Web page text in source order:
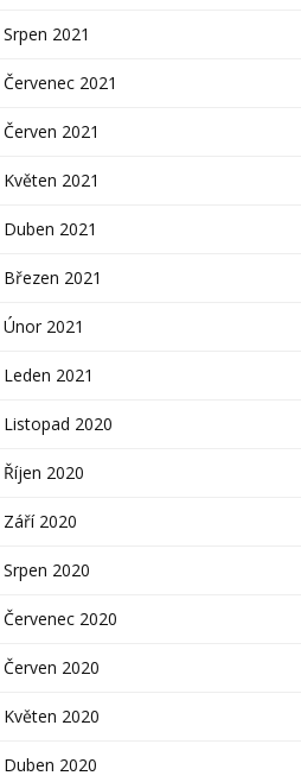
Srpen 2021
Červenec 2021
Červen 2021
Květen 2021
Duben 2021
Březen 2021
Únor 2021
Leden 2021
Listopad 2020
Říjen 2020
Září 2020
Srpen 2020
Červenec 2020
Červen 2020
Květen 2020
Duben 2020